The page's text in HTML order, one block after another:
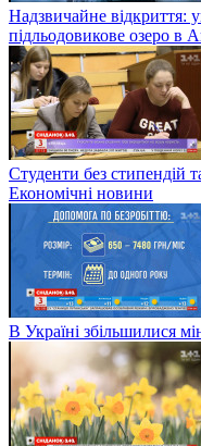
Надзвичайне відкриття:
підльодовикове озеро в
Студенти без стипендій
Економічні новини
В Україні збільшилися